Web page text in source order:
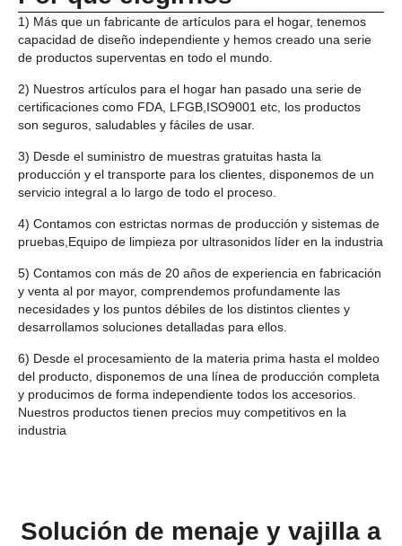
1) Más que un fabricante de artículos para el hogar, tenemos
capacidad de diseño independiente y hemos creado una serie
de productos superventas en todo el mundo.
2) Nuestros artículos para el hogar han pasado una serie de
certificaciones como FDA, LFGB,ISO9001 etc, los productos
son seguros, saludables y fáciles de usar.
3) Desde el suministro de muestras gratuitas hasta la
producción y el transporte para los clientes, disponemos de un
servicio integral a lo largo de todo el proceso.
4) Contamos con estrictas normas de producción y sistemas de
pruebas,Equipo de limpieza por ultrasonidos líder en la industria
5) Contamos con más de 20 años de experiencia en fabricación
y venta al por mayor, comprendemos profundamente las
necesidades y los puntos débiles de los distintos clientes y
desarrollamos soluciones detalladas para ellos.
6) Desde el procesamiento de la materia prima hasta el moldeo
del producto, disponemos de una línea de producción completa
y producimos de forma independiente todos los accesorios.
Nuestros productos tienen precios muy competitivos en la
industria
Solución de menaje y vajilla a